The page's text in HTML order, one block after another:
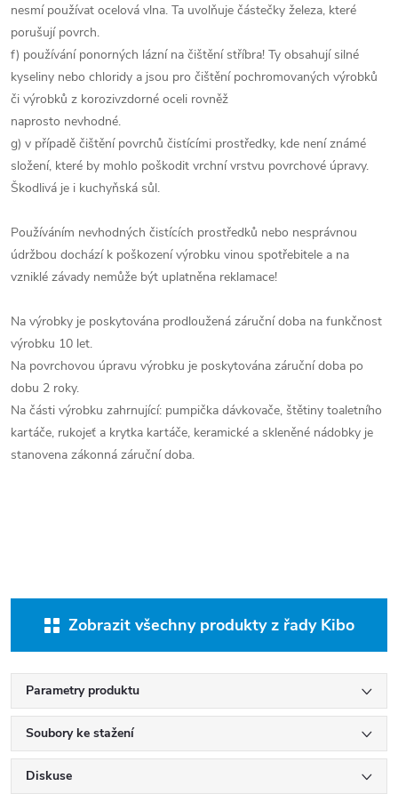
nesmí používat ocelová vlna. Ta uvolňuje částečky železa, které
porušují povrch.
f) používání ponorných lázní na čištění stříbra! Ty obsahují silné
kyseliny nebo chloridy a jsou pro čištění pochromovaných výrobků
či výrobků z korozivzdorné oceli rovněž
naprosto nevhodné.
g) v případě čištění povrchů čistícími prostředky, kde není známé
složení, které by mohlo poškodit vrchní vrstvu povrchové úpravy.
Škodlivá je i kuchyňská sůl.
Používáním nevhodných čistících prostředků nebo nesprávnou
údržbou dochází k poškození výrobku vinou spotřebitele a na
vzniklé závady nemůže být uplatněna reklamace!
Na výrobky je poskytována prodloužená záruční doba na funkčnost
výrobku 10 let.
Na povrchovou úpravu výrobku je poskytována záruční doba po
dobu 2 roky.
Na části výrobku zahrnující: pumpička dávkovače, štětiny toaletního
kartáče, rukojeť a krytka kartáče, keramické a skleněné nádobky je
stanovena zákonná záruční doba.
Zobrazit všechny produkty z řady Kibo
Parametry produktu
Soubory ke stažení
Diskuse